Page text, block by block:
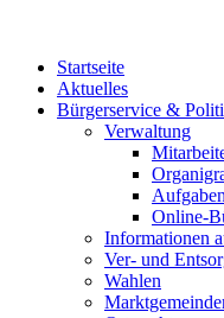
Startseite
Aktuelles
Bürgerservice &
Verwaltung
Aufgaben
Online-
Informationen
Ver- und
Wahlen